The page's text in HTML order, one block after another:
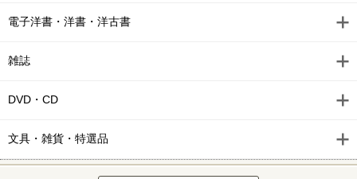
電子洋書・洋書・洋古書
雑誌
DVD・CD
文具・雑貨・特選品